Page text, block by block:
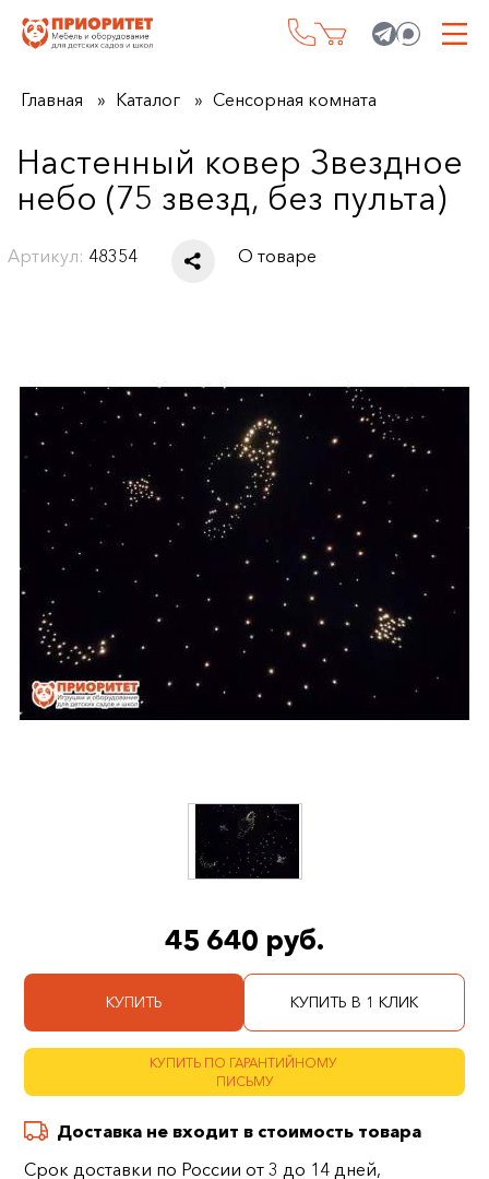
Главная Каталог Сенсорная комната
Настенный ковер Звездное
небо (75 звезд, без пульта)
Артикул: 48354 О товаре
45 640 руб.
КУПИТЬ КУПИТЬ В 1 КЛИК
КУПИТЬ ПО ГАРАНТИЙНОМУ
ПИСЬМУ
Доставка не входит в стоимость товара
Срок доставки по России от 3 до 14 дней,